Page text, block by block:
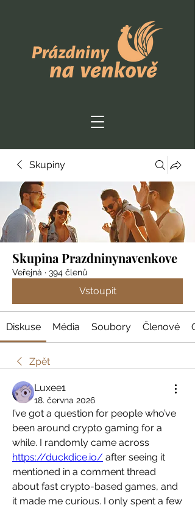
Skupiny
Skupina Prazdninynavenkove
Veřejná · 394 členů
Vstoupit
Diskuse Média Soubory Členové
Zpět
Luxee1
18. června 2026
I’ve got a question for people who’ve
been around crypto gaming for a
https://duckdice.io/ after seeing it
mentioned in a comment thread
about fast crypto-based games, and
it made me curious. I only spent a few